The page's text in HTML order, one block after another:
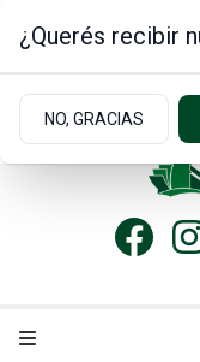
¿Querés recibir
NO, GRACIAS